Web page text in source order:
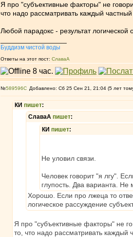
Я про "субъективные факторы" не
что надо рассматривать каждый
Любой парадокс - результат
Буддизм чистой воды
Ответы на этот пост: СлаваА
№589596 Добавлено: Сб 25 Сен 21, 21:04 (5 лет
КИ пишет:
СлаваА пишет:
КИ пишет:
Не уловил связи.
Человек говорит "я лгу".
глупость. Два варианта.
Хорошо. Если про лжеца то
логическое рассуждение
Я про "субъективные факторы" не
то, что надо рассматривать